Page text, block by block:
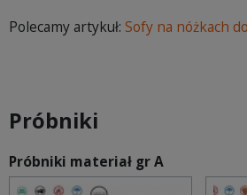
Polecamy artykuł: Sofy na nóżkach
Próbniki
Próbniki materiał gr A